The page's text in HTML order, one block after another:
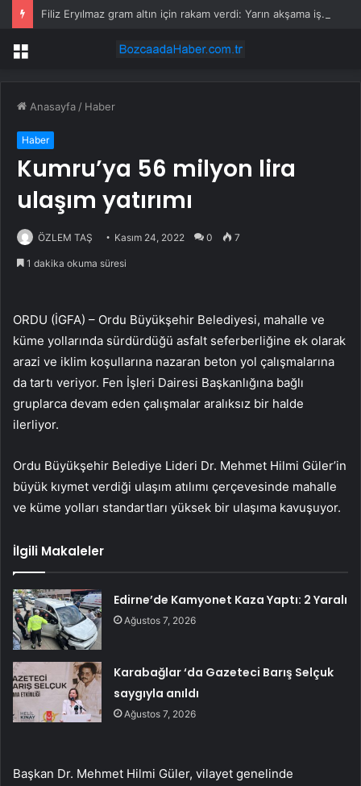
Filiz Eryılmaz gram altın için rakam verdi: Yarın akşama işaret etti
Menü
Anasayfa / Haber
Haber
Kumru’ya 56 milyon lira
ulaşım yatırımı
ÖZLEM TAŞ Kasım 24, 2022 0 7
1 dakika okuma süresi
ORDU (İGFA) – Ordu Büyükşehir Belediyesi, mahalle ve
küme yollarında sürdürdüğü asfalt seferberliğine ek olarak
arazi ve iklim koşullarına nazaran beton yol çalışmalarına
da tartı veriyor. Fen İşleri Dairesi Başkanlığına bağlı
gruplarca devam eden çalışmalar aralıksız bir halde
ilerliyor.
Ordu Büyükşehir Belediye Lideri Dr. Mehmet Hilmi Güler’in
büyük kıymet verdiği ulaşım atılımı çerçevesinde mahalle
ve küme yolları standartları yüksek bir ulaşıma kavuşuyor.
İlgili Makaleler
Edirne’de Kamyonet Kaza Yaptı: 2 Yaralı
Ağustos 7, 2026
Karabağlar ‘da Gazeteci Barış Selçuk
saygıyla anıldı
Ağustos 7, 2026
Başkan Dr. Mehmet Hilmi Güler, vilayet genelinde